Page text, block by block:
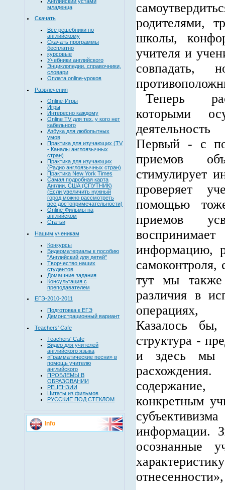
младенца
Скачать
Все решебники по
английскому
Скачать программы
бесплатно
курсовые
Учебники английского
Энциклопедии, справочники,
словари
Оплата online-уроков
Развлечения
Online-Игры
Игры
Интересно каждому
Online TV для тех, у кого нет
кабельного
Азбука для любопытных
умов
Практика для изучающих (TV
- Каналы англоязычных
стран)
Практика для изучающих
(Радио англоязычных стран)
Практика New York Times
Самая подробная карта
Англии, США (СПУТНИК)
(Если увеличить нужный
город можно рассмотреть
все достопримечательности)
Online-Фильмы на
английском
Статьи
Нашим ученикам
Конкурсы
Видеоматериалы к пособию
"Английский для детей"
Творчество наших
студентов
Домашние задания
Консультация с
преподавателем
ЕГЭ-2010-2011
Подготовка к ЕГЭ
Демонстрационный вариант
Teachers' Cafe
Teachers' Cafe
Видео для учителей
английского языка
«Грамматические песни» в
помощь учителю
английского
ПРОБЛЕМЫ В
ОБРАЗОВАНИИ
РЕЦЕНЗИИ
Цитаты из фильмов
РУССКИЕ ПОД СТЕКЛОМ
Info
родителями,
школы,
учителя и
Теперь
которыми
Первый - с
приемов
стимулирует
проверяет
помощью
приемов
информацию,
тут мы также
различия в
операциях,
Казалось бы,
структура -
и здесь мы
расхождения.
конкретным
информации.
осознанные